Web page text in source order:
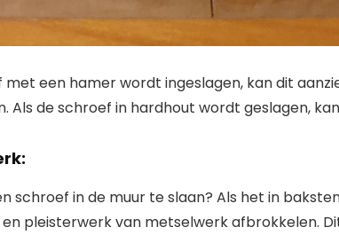
een hamer wordt ingeslagen, kan dit
Als de schroef in hardhout wordt geslagen,
​​schroef in de muur te slaan? Als het in
pleisterwerk van metselwerk afbrokkelen.